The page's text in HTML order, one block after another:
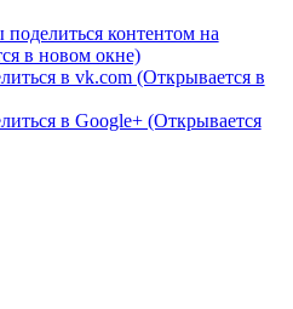
контентом на
в новом окне)
в vk.com (Открывается в
в Google+ (Открывается